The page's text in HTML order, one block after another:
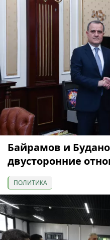
Байрамов и
двусторонние
ПОЛИТИКА